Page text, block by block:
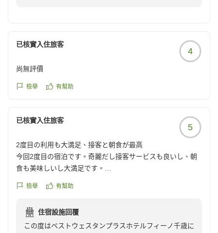
に沿うことができず、大変申し訳ございませんでした。
いただいたご意見を真摯に受け止め、スタッフ一同で接
こもった対応を徹底してまいります。
お客様がより快適にお過ごしいただけるよう努めてまい
已核實入住旅客
4
尚無評價
檢舉 有幫助
已核實入住旅客
5
2度目の利用も大満足、接客と朝食が最高
今回2度目の宿泊です。奇麗だし接客サービスも良いし、朝
食も美味しいし大満足です。
https://review.travel.rakuten.co.jp/hotel/voice/166194?
檢舉 有幫助
住宿設施回覆
この度はベストウェスタンプラスホテルフィーノ千歳に